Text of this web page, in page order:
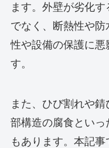
ます。外壁が劣化
でなく、断熱性や
性や設備の保護に悪
す。
また、ひび割れや
部構造の腐食といっ
もあります。本記